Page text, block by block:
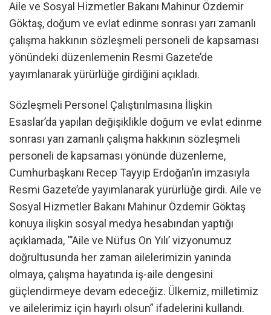
Aile ve Sosyal Hizmetler Bakanı Mahinur Özdemir
Göktaş, doğum ve evlat edinme sonrası yarı zamanlı
çalışma hakkının sözleşmeli personeli de kapsaması
yönündeki düzenlemenin Resmi Gazete’de
yayımlanarak yürürlüğe girdiğini açıkladı.
Sözleşmeli Personel Çalıştırılmasına İlişkin
Esaslar’da yapılan değişiklikle doğum ve evlat edinme
sonrası yarı zamanlı çalışma hakkının sözleşmeli
personeli de kapsaması yönünde düzenleme,
Cumhurbaşkanı Recep Tayyip Erdoğan’ın imzasıyla
Resmi Gazete’de yayımlanarak yürürlüğe girdi. Aile ve
Sosyal Hizmetler Bakanı Mahinur Özdemir Göktaş
konuya ilişkin sosyal medya hesabından yaptığı
açıklamada, “’Aile ve Nüfus On Yılı’ vizyonumuz
doğrultusunda her zaman ailelerimizin yanında
olmaya, çalışma hayatında iş-aile dengesini
güçlendirmeye devam edeceğiz. Ülkemiz, milletimiz
ve ailelerimiz için hayırlı olsun” ifadelerini kullandı.